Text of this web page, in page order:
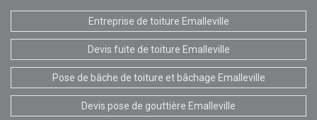
Entreprise de toiture Emalleville
Devis fuite de toiture Emalleville
Pose de bâche de toiture et bâchage Emalleville
Devis pose de gouttière Emalleville